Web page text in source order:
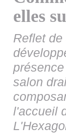
elles
Reflet
salon
l'accueil